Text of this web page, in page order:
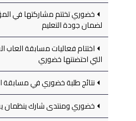
خضوري تختتم مشاركتها في
لضمان جودة التعليم
اختتام فعاليات مسابقة العاب
التي احتضنتها خضوري
نتائج طلبة خضوري في مسابقة
خضوري ومنتدى شارك ينظمان